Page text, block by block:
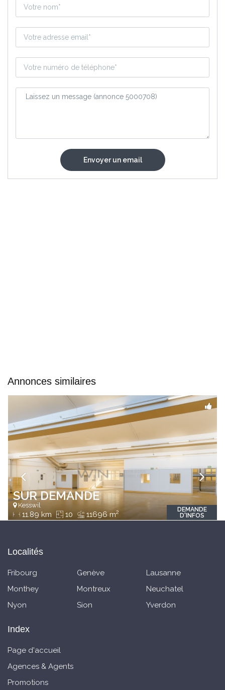
Annonces similaires
SUR DEMANDE
Kesswil
11.89 km 10 11696 m2
DEMANDE
D'INFOS
Localités
Fribourg Genève
Lausanne
Monthey
Montreux
Neuchatel
Nyon
Sion Yverdon
Index
Page d'accueil
Agences & Agents
Promotions